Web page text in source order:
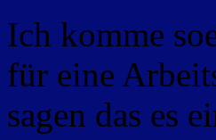
Ich komme
für eine
sagen das es